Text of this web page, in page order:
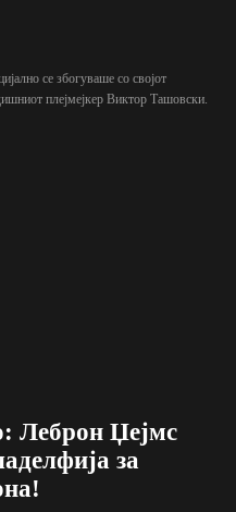
се збогуваше со својот
плејмејкер Виктор Ташовски.
Леброн Џејмс
за